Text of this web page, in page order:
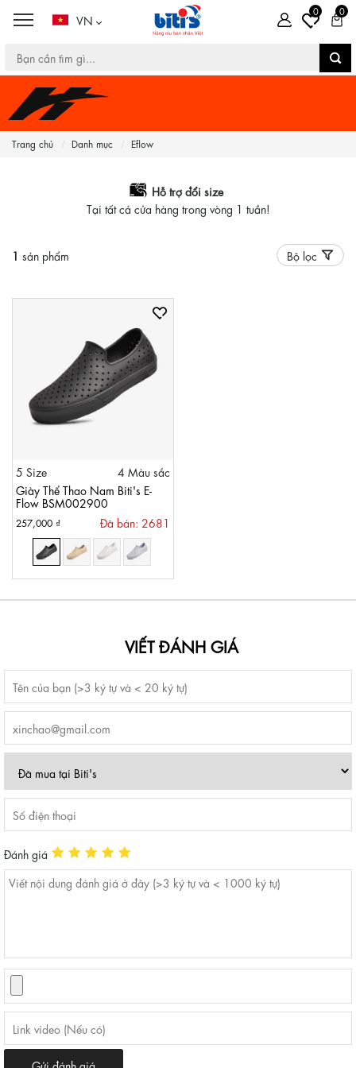
VN
0 0
Trang chủ Danh mục Eflow
Hỗ trợ đổi size
Tại tất cả cửa hàng trong vòng 1 tuần!
1 sản phẩm Bộ lọc
5 Size
4 Màu sắc
Giày Thể Thao Nam Biti's E-
Flow BSM002900
257,000 ₫ Đã bán: 2681
VIẾT ĐÁNH GIÁ
Đánh giá